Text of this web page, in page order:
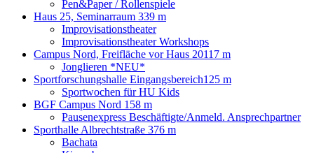
Pen&Paper / Rollenspiele
Haus 25, Seminarraum 339 m
Improvisationstheater
Improvisationstheater Workshops
Campus Nord, Freifläche vor Haus 20117 m
Jonglieren *NEU*
Sportforschungshalle Eingangsbereich125 m
Sportwochen für HU Kids
BGF Campus Nord 158 m
Pausenexpress Beschäftigte/Anmeld. Ansprechpartner
Sporthalle Albrechtstraße 376 m
Bachata